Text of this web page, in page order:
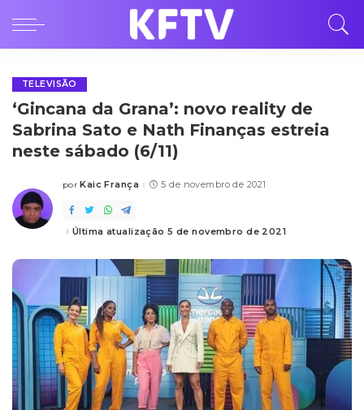
TELEVISÃO
‘Gincana da Grana’: novo reality de
Sabrina Sato e Nath Finanças estreia
neste sábado (6/11)
Posted
por Kaic França 5 de novembro de 2021
Última atualização 5 de novembro de 2021